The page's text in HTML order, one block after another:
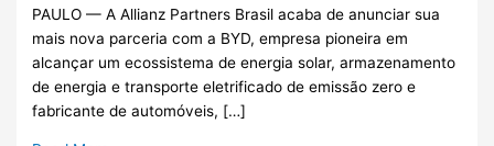
PAULO — A Allianz Partners Brasil acaba de anunciar sua
mais nova parceria com a BYD, empresa pioneira em
alcançar um ecossistema de energia solar, armazenamento
de energia e transporte eletrificado de emissão zero e
fabricante de automóveis, […]